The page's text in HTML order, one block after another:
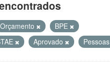
Orçamento
BPE
Aprovado Pessoas